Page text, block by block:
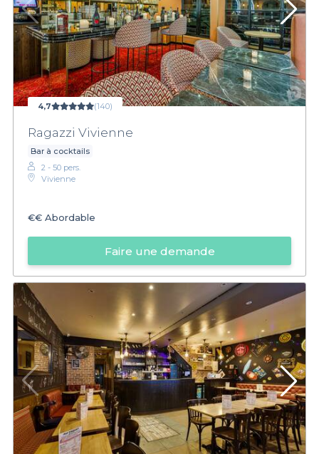
4,7 (140)
Ragazzi Vivienne
Bar à cocktails
2 - 50 pers.
Vivienne
€€ Abordable
Faire une demande